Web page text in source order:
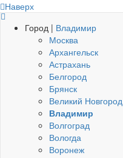
Наверх
Город | Владимир
Москва
Архангельск
Астрахань
Белгород
Брянск
Великий Новгород
Владимир
Волгоград
Вологда
Воронеж